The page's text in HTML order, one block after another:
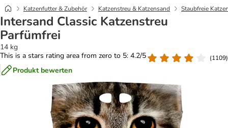
Katzenfutter & Zubehör Katzenstreu & Katzensand Staubfreie
Intersand Classic Katzenstreu
Parfümfrei
14 kg
This is a stars rating area from zero to 5: 4.2/5
(1109)
Produkt bewerten